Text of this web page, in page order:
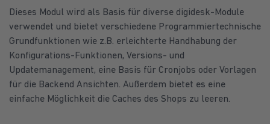
Dieses Modul wird als Basis für diverse digidesk-Module
verwendet und bietet verschiedene Programmiertechnische
Grundfunktionen wie z.B. erleichterte Handhabung der
Konfigurations-Funktionen, Versions- und
Updatemanagement, eine Basis für Cronjobs oder Vorlagen
für die Backend Ansichten. Außerdem bietet es eine
einfache Möglichkeit die Caches des Shops zu leeren.